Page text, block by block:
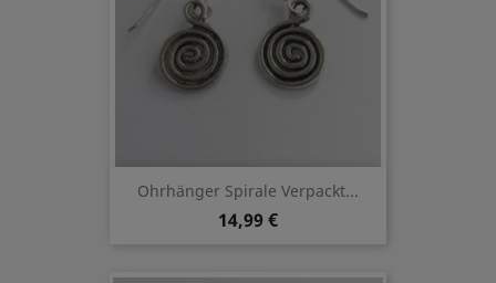
Ohrhänger Spirale Verpackt...
14,99 €